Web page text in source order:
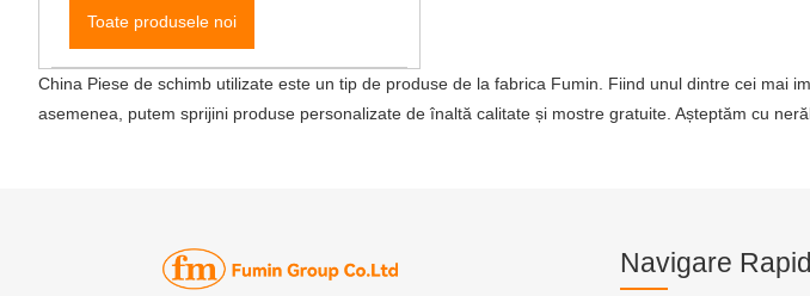
Toate produsele noi
China Piese de schimb utilizate este un tip de produse de la fabrica Fumin. Fiind unul dintre cei
asemenea, putem sprijini produse personalizate de înaltă calitate și mostre gratuite. Așteptăm cu
Navigare